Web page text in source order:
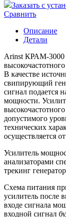
Заказать с
Сравнить
Описание
Детали
Arinst КРАМ-3000
В качестве
свипирующий
сигнал подается
мощности.
допустимого
технических
осуществляется
Усилитель
анализаторами
трекинг
Схема питания
усилитель после
входе сигнала
входной сигнал